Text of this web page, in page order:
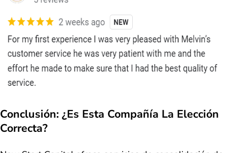
Conclusión: ¿Es Esta Compañía La Elección
Correcta?